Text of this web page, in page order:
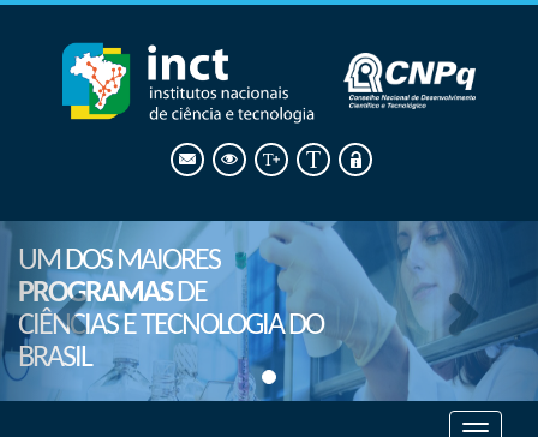
UM DOS MAIORES
PROGRAMASDE
CIÊNCIAS E TECNOLOGIA DO
BRASIL